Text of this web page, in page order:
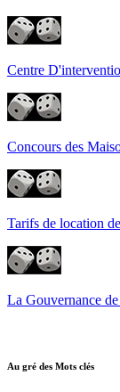
Centre
Concours des
Tarifs de location
La Gouvernance
Au gré des Mots clés